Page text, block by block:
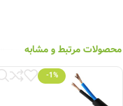
محصولات مرتبط و مشابه
-1%